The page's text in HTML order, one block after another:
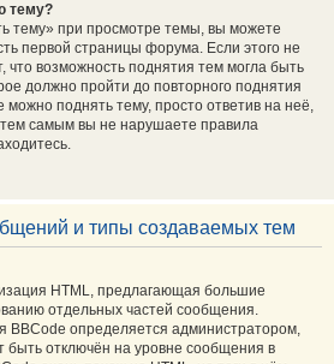
тему?
тему» при просмотре темы, вы можете
первой страницы форума. Если этого не
что возможность поднятия тем могла быть
должно пройти до повторного поднятия
поднять тему, просто ответив на неё,
тем самым вы не нарушаете правила
и типы создаваемых тем
HTML, предлагающая большие
отдельных частей сообщения.
BBCode определяется администратором,
быть отключён на уровне сообщения в